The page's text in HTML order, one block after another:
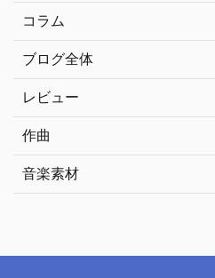
コラム
ブログ全体
レビュー
作曲
音楽素材